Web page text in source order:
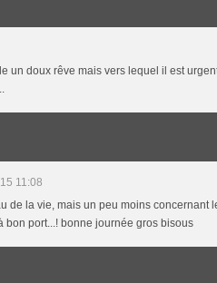
un doux rêve mais vers lequel il est
11:08
de la vie, mais un peu moins concernant
bon port...! bonne journée gros bisous